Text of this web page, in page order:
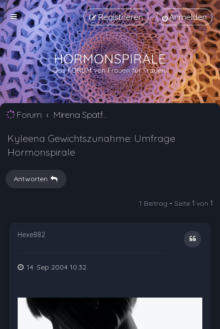
Anmelden
Registrieren
Forum Mirena Spätfolgen und langfristige Nebenwirkungen
Kyleena Gewichtszunahme: Umfrage
Hormonspirale
Antworten
1 Beitrag • Seite 1 von 1
Hexe882 Zitat
14. Sep 2004 10:32